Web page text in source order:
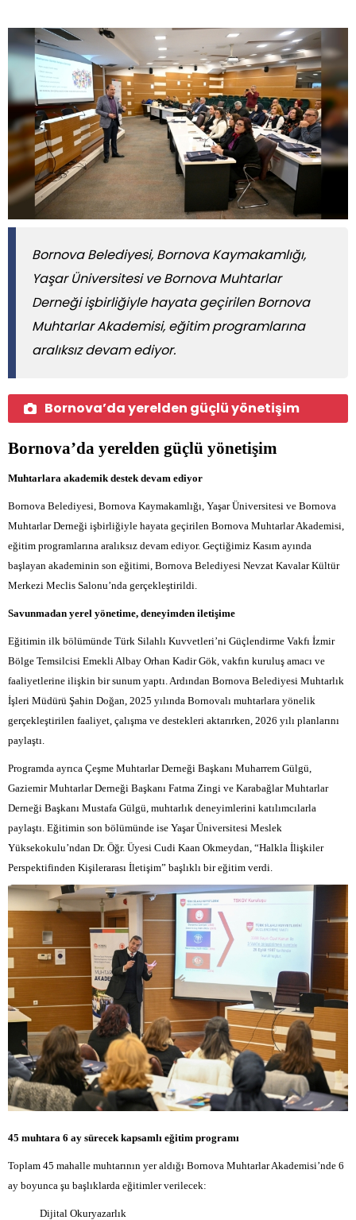
Bornova Belediyesi, Bornova Kaymakamlığı,
Yaşar Üniversitesi ve Bornova Muhtarlar
Derneği işbirliğiyle hayata geçirilen Bornova
Muhtarlar Akademisi, eğitim programlarına
aralıksız devam ediyor.
Bornova’da yerelden güçlü yönetişim
Bornova’da yerelden güçlü yönetişim
Muhtarlara akademik destek devam ediyor
Bornova Belediyesi, Bornova Kaymakamlığı, Yaşar Üniversitesi ve Bornova
Muhtarlar Derneği işbirliğiyle hayata geçirilen Bornova Muhtarlar Akademisi,
eğitim programlarına aralıksız devam ediyor. Geçtiğimiz Kasım ayında
başlayan akademinin son eğitimi, Bornova Belediyesi Nevzat Kavalar Kültür
Merkezi Meclis Salonu’nda gerçekleştirildi.
Savunmadan yerel yönetime, deneyimden iletişime
Eğitimin ilk bölümünde Türk Silahlı Kuvvetleri’ni Güçlendirme Vakfı İzmir
Bölge Temsilcisi Emekli Albay Orhan Kadir Gök, vakfın kuruluş amacı ve
faaliyetlerine ilişkin bir sunum yaptı. Ardından Bornova Belediyesi Muhtarlık
İşleri Müdürü Şahin Doğan, 2025 yılında Bornovalı muhtarlara yönelik
gerçekleştirilen faaliyet, çalışma ve destekleri aktarırken, 2026 yılı planlarını
paylaştı.
Programda ayrıca Çeşme Muhtarlar Derneği Başkanı Muharrem Gülgü,
Gaziemir Muhtarlar Derneği Başkanı Fatma Zingi ve Karabağlar Muhtarlar
Derneği Başkanı Mustafa Gülgü, muhtarlık deneyimlerini katılımcılarla
paylaştı. Eğitimin son bölümünde ise Yaşar Üniversitesi Meslek
Yüksekokulu’ndan Dr. Öğr. Üyesi Cudi Kaan Okmeydan, “Halkla İlişkiler
Perspektifinden Kişilerarası İletişim” başlıklı bir eğitim verdi.
45 muhtara 6 ay sürecek kapsamlı eğitim programı
Toplam 45 mahalle muhtarının yer aldığı Bornova Muhtarlar Akademisi’nde 6
ay boyunca şu başlıklarda eğitimler verilecek:
Dijital Okuryazarlık